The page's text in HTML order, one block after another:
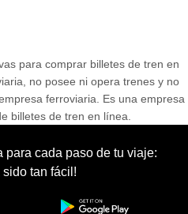
para comprar billetes de tren en
no posee ni opera trenes y no
ferroviaria. Es una empresa
billetes de tren en línea.
para cada paso de tu viaje:
sido tan fácil!